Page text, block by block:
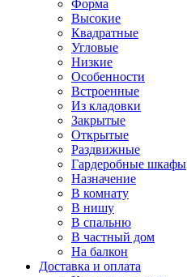
Форма
Высокие
Квадратные
Угловые
Низкие
Особенности
Встроенные
Из кладовки
Закрытые
Открытые
Раздвижные
Гардеробные шкафы
Назначение
В комнату
В нишу
В спальню
В частный дом
На балкон
Доставка и оплата